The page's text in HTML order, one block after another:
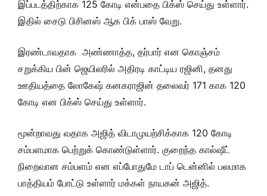
இப்படத்திற்காக 125 கோடி என்பதை பிக்ஸ் செய்து உள்ளார்.
இதில் சைடு பிசினஸ் ஆக பிக் பாஸ் வேறு.
இரண்டாவதாக அண்ணாத்த, தர்பார் என கொஞ்சம்
சறுக்கிய பின் ஜெயிலரில் அதிரடி காட்டிய ரஜினி, தனது
ஊதியத்தை லோகேஷ் கனகராஜின் தலைவர் 171 காக 120
கோடி என பிக்ஸ் செய்து உள்ளார்.
மூன்றாவது வதாக அஜித் விடாமுயற்சிக்காக 120 கோடி
சம்பளமாக பெற்றுக் கொண்டுள்ளார். குறைந்த கால்ஷீட்
நிறைவான சம்பளம் என எப்போதுமே டாப் டென்னில் பலமாக
பாத்தியம் போட்டு உள்ளார் மக்கள் நாயகன் அஜித்.